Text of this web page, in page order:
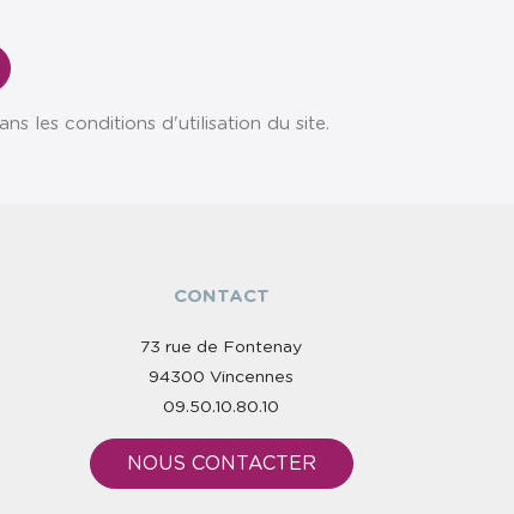
les conditions d'utilisation du site.
CONTACT
73 rue de Fontenay
94300 Vincennes
09.50.10.80.10
NOUS CONTACTER